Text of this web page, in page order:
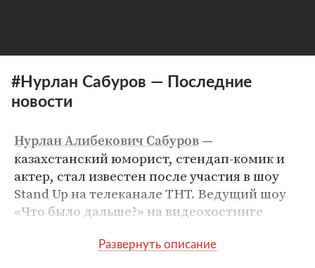
#Нурлан Сабуров — Последние
новости
Нурлан Алибекович Сабуров —
казахстанский юморист, стендап-комик и
актер, стал известен после участия в шоу
Stand Up на телеканале ТНТ. Ведущий шоу
«Что было дальше?» на видеохостинге
Родился 22 декабря 1991 года в городе